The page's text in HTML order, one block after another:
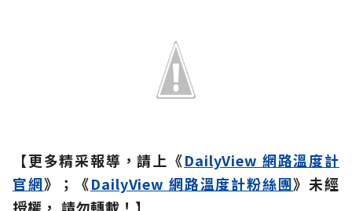
【更多精采報導，請上《DailyView 網路溫度計
官網》；《DailyView 網路溫度計粉絲團》未經